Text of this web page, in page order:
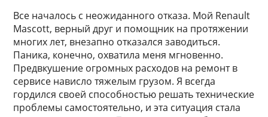
Все началось с неожиданного отказа. Мой Renault
Mascott, верный друг и помощник на протяжении
многих лет, внезапно отказался заводиться.
Паника, конечно, охватила меня мгновенно.
Предвкушение огромных расходов на ремонт в
сервисе нависло тяжелым грузом. Я всегда
гордился своей способностью решать технические
проблемы самостоятельно, и эта ситуация стала